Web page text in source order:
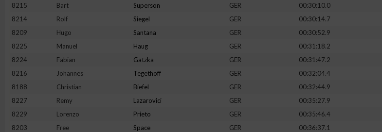
8215
Bart Superson GER
00:30:10.0
8214
Rolf Siegel GER 00:30:14.7
8209
Hugo Santana GER
00:30:52.9
8225
Manuel Haug GER
00:31:18.2
8224
Fabian Gatzka GER
00:31:47.2
8216
Johannes Tegethoff GER
00:32:04.4
8188
Christian Biefel GER 00:32:44.9
8227
Remy Lazarovici GER
00:35:27.9
8229
Lorenzo Prieto GER
00:35:46.4
8203
Free Space GER 00:36:37.1